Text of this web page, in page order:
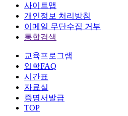
사이트맵
개인정보 처리방침
이메일 무단수집 거부
통합검색
교육프로그램
입학FAQ
시간표
자료실
증명서발급
TOP